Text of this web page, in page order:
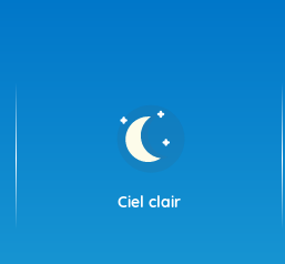
Ciel clair